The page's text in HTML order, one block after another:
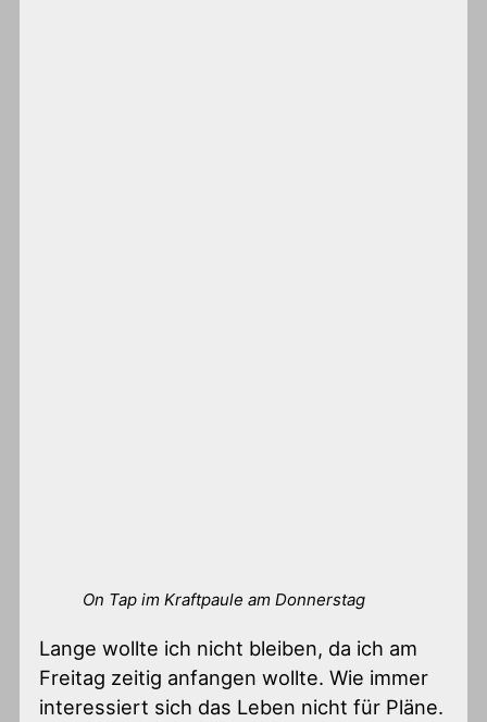
On Tap im Kraftpaule am Donnerstag
Lange wollte ich nicht bleiben, da ich am
Freitag zeitig anfangen wollte. Wie immer
interessiert sich das Leben nicht für Pläne.